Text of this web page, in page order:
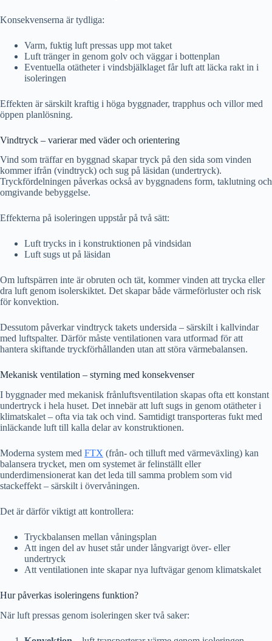
Konsekvenserna är tydliga:
Varm, fuktig luft pressas upp mot taket
Luft tränger in genom golv och väggar i bottenplan
Eventuella otätheter i vindsbjälklaget får luft att läcka rakt in i
isoleringen
Effekten är särskilt kraftig i höga byggnader, trapphus och villor med
öppen planlösning.
Vindtryck – varierar med väder och orientering
Vind som träffar en byggnad skapar tryck på den sida som vinden
kommer ifrån (vindtryck) och sug på läsidan (undertryck).
Tryckfördelningen påverkas också av byggnadens form, taklutning och
omgivande bebyggelse.
Effekterna på isoleringen uppstår på två sätt:
Luft trycks in i konstruktionen på vindsidan
Luft sugs ut på läsidan
Om luftspärren inte är obruten och tät, kommer vinden att trycka eller
dra luft genom isolerskiktet. Det skapar både värmeförluster och risk
för konvektion.
Dessutom påverkar vindtryck takets undersida – särskilt i kallvindar
med luftspalter. Därför måste ventilationen vara utformad för att
hantera skiftande tryckförhållanden utan att störa värmebalansen.
Mekanisk ventilation – styrning med konsekvenser
I byggnader med mekanisk frånluftsventilation skapas ofta ett konstant
undertryck i hela huset. Det innebär att luft sugs in genom otätheter i
klimatskalet – ofta via tak och vind. Samtidigt transporteras fukt med
inläckande luft till kalla delar av konstruktionen.
Moderna system med FTX (från- och tilluft med värmeväxling) kan
balansera trycket, men om systemet är felinställt eller
underdimensionerat kan det leda till samma problem som vid
stackeffekt – särskilt i övervåningen.
Det är därför viktigt att kontrollera:
Tryckbalansen mellan våningsplan
Att ingen del av huset står under långvarigt över- eller
undertryck
Att ventilationen inte skapar nya luftvägar genom klimatskalet
Hur påverkas isoleringens funktion?
När luft pressas genom isoleringen sker två saker: